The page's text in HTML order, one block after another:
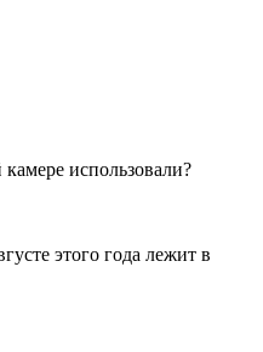
использовали?
этого года лежит в